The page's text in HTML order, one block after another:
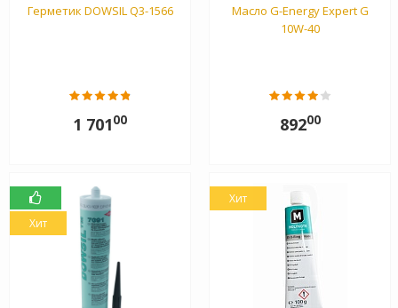
Герметик DOWSIL Q3-1566
1 70100
Масло G-Energy Expert G
10W-40
89200
Хит
Хит